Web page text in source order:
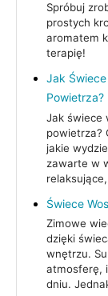
Spróbuj
prostych
aromatem
terapię!
Jak
Powietrza?
Jak świece
powietrza?
jakie
zawarte w
Świece
Zimowe
dzięki
wnętrzu.
atmosferę,
dniu.